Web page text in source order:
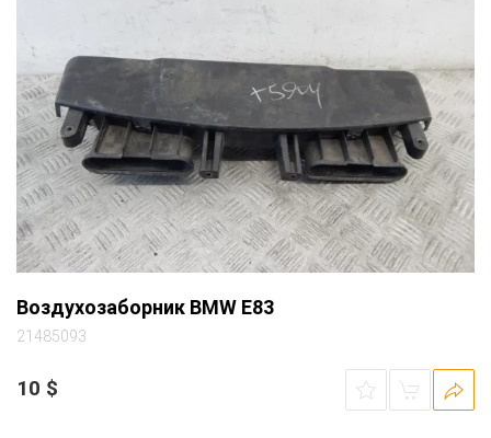
Воздухозаборник BMW E83
21485093
10 $